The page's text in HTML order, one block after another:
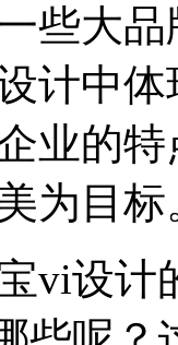
些大
计中
业的
为目标
vi设计